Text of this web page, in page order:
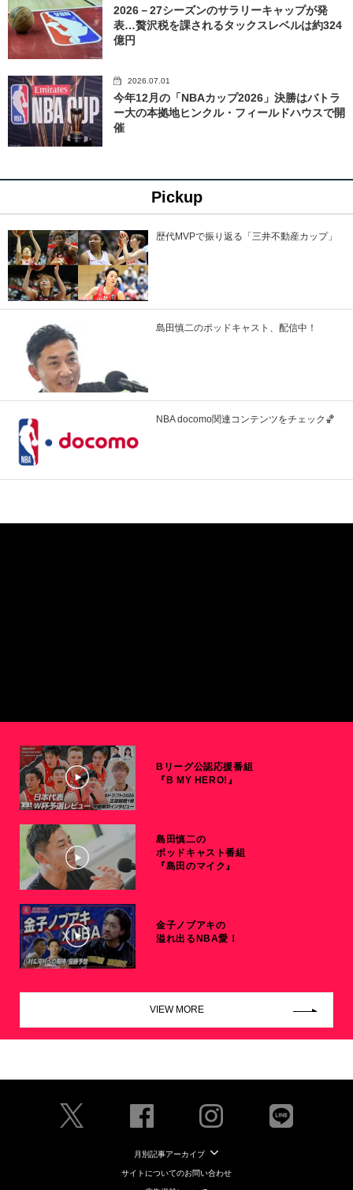
2026－27シーズンのサラリーキャップが発
表…贅沢税を課されるタックスレベルは約324
億円
2026.07.01
今年12月の「NBAカップ2026」決勝はバトラ
ー大の本拠地ヒンクル・フィールドハウスで開
催
Pickup
歴代MVPで振り返る「三井不動産カップ」
島田慎二のポッドキャスト、配信中！
NBA docomo関連コンテンツをチェック🏀
Bリーグ公認応援番組
『B MY HERO!』
島田慎二の
ポッドキャスト番組
『島田のマイク』
金子ノブアキの
溢れ出るNBA愛！
VIEW MORE
月別記事アーカイブ
サイトについてのお問い合わせ